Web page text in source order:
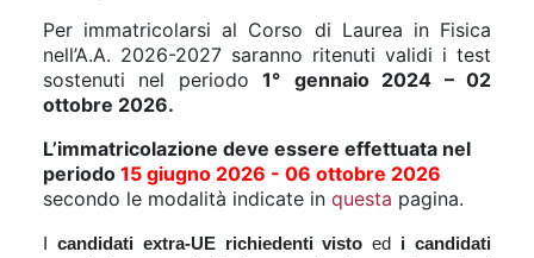
Per immatricolarsi al Corso di Laurea in Fisica
nell’A.A. 2026-2027 saranno ritenuti validi i test
sostenuti nel periodo1° gennaio 2024 – 02
ottobre 2026.
L’immatricolazione deve essere effettuata nel
periodo 15 giugno 2026 - 06 ottobre 2026
secondo le modalità indicate in questa pagina.
candidati extra-UE richiedenti vistoed i candidati